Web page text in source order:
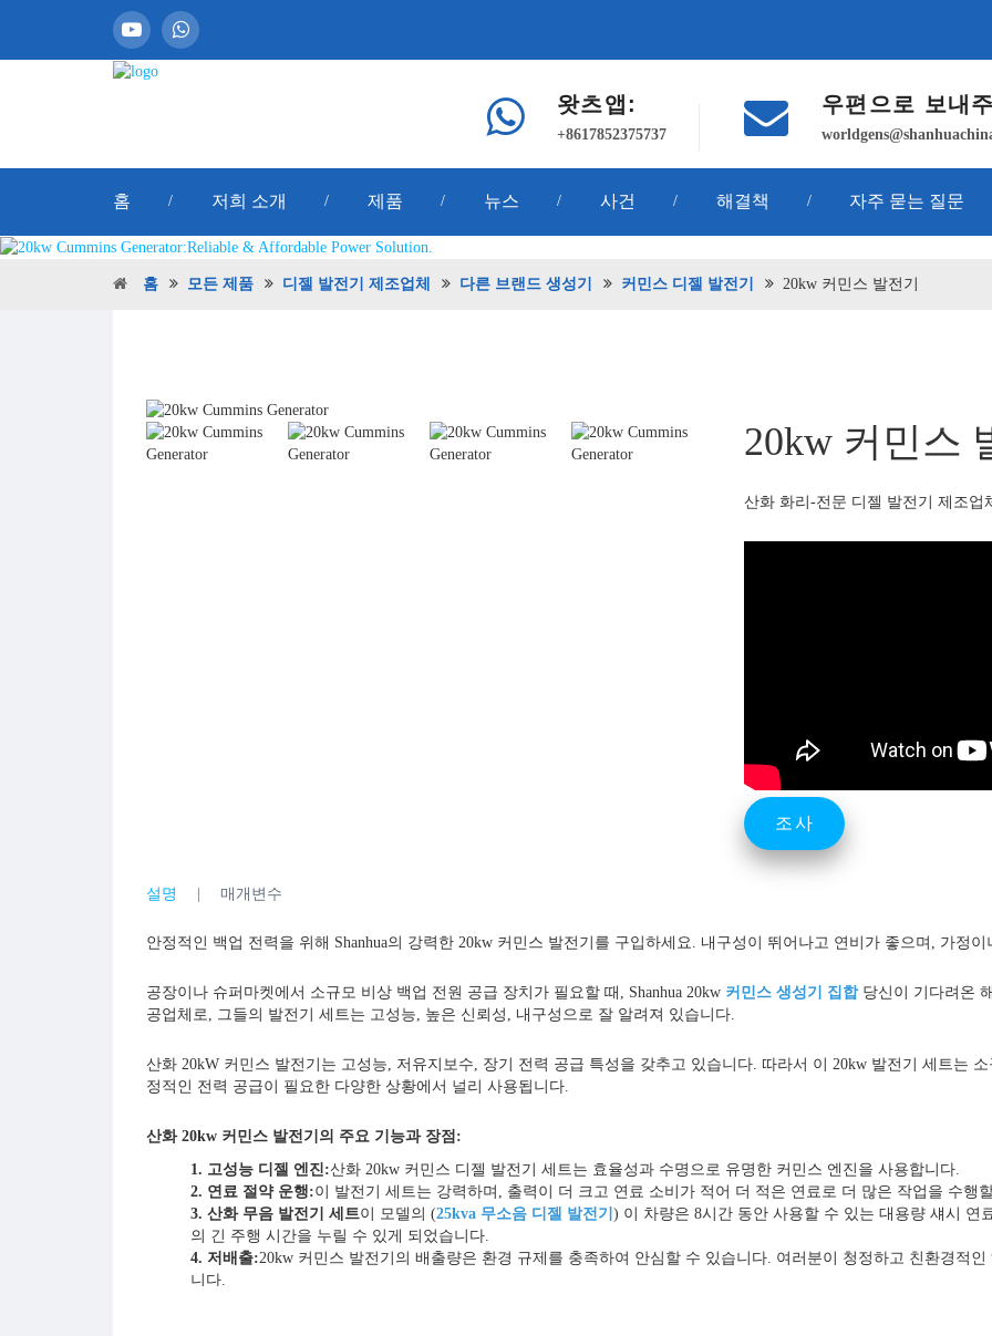
왓츠앱:
+8617852375737
우편으로 보내
홈 / 저희 소개 / 제품 / 뉴스 / 사건 / 해결책 / 자주 묻는 질문
홈 모든 제품 디젤 발전기 제조업체 다른 브랜드 생성기 커민스 디젤 발전기 20kw 커민스 발전기
20kw 커민스
산화 화리-전문 디젤 발전기 제조업
조사
설명 매개변수
안정적인 백업 전력을 위해 Shanhua의 강력한 20kw 커민스 발전기를 구입하세요. 내구성이 뛰어나고 연비가 좋으며, 가정이
공장이나 슈퍼마켓에서 소규모 비상 백업 전원 공급 장치가 필요할 때, Shanhua 20kw 커민스 생성기 집합 당신이 기다려온
공업체로, 그들의 발전기 세트는 고성능, 높은 신뢰성, 내구성으로 잘 알려져 있습니다.
산화 20kW 커민스 발전기는 고성능, 저유지보수, 장기 전력 공급 특성을 갖추고 있습니다. 따라서 이 20kw 발전기 세트는
정적인 전력 공급이 필요한 다양한 상황에서 널리 사용됩니다.
산화 20kw 커민스 발전기의 주요 기능과 장점:
1. 고성능 디젤 엔진:산화 20kw 커민스 디젤 발전기 세트는 효율성과 수명으로 유명한 커민스 엔진을 사용합니다.
2. 연료 절약 운행:이 발전기 세트는 강력하며, 출력이 더 크고 연료 소비가 적어 더 적은 연료로 더 많은 작업을 수행
3. 산화 무음 발전기 세트이 모델의 (25kva 무소음 디젤 발전기 ) 이 차량은 8시간 동안 사용할 수 있는 대용량 섀시 연
의 긴 주행 시간을 누릴 수 있게 되었습니다.
4. 저배출:20kw 커민스 발전기의 배출량은 환경 규제를 충족하여 안심할 수 있습니다. 여러분이 청정하고 친환경적
니다.